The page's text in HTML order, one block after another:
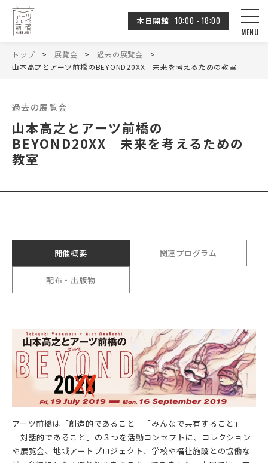
本日開館 10:00 - 18:00
トップ 展覧会
過去の展覧会
山本高之とアーツ前橋のBEYOND20XX 未来を考えるための教室
過去の展覧会
山本高之とアーツ前橋の
BEYOND20XX 未来を考えるための
教室
開催概要 関連プログラム
配布・出版物
アーツ前橋は「創造的であること」「みんなで共有すること」
「対話的であること」の３つを活動コンセプトに、コレクション
や展覧会、地域アートプロジェクト、学校や福祉施設との協働な